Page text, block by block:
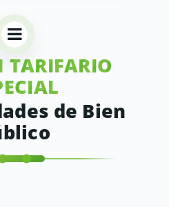
TARIFARIO
de Bien